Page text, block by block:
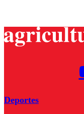
Deportes